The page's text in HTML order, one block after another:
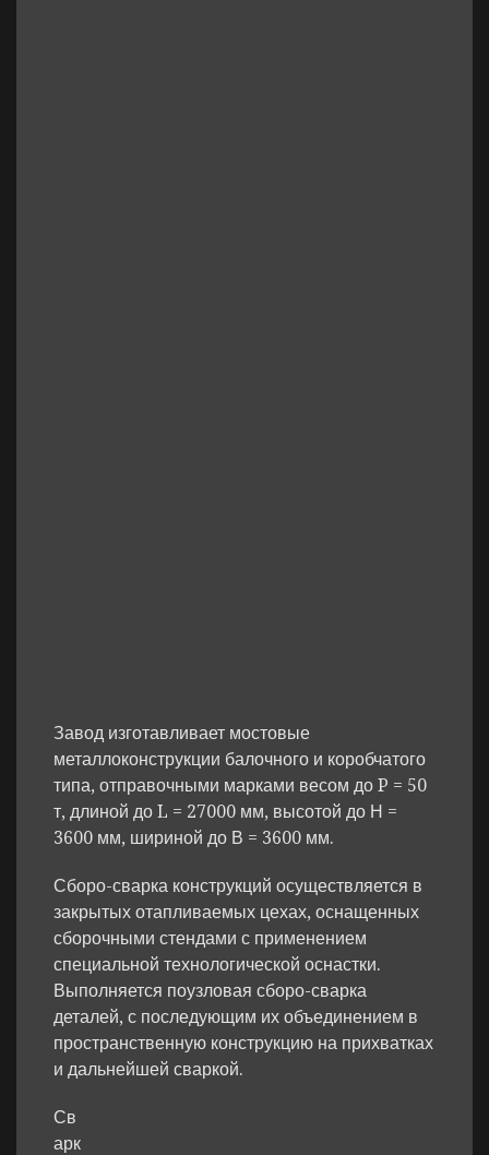
Завод изготавливает мостовые
металлоконструкции балочного и коробчатого
типа, отправочными марками весом до P = 50
т, длиной до L = 27000 мм, высотой до Н =
3600 мм, шириной до В = 3600 мм.
Сборо-сварка конструкций осуществляется в
закрытых отапливаемых цехах, оснащенных
сборочными стендами с применением
специальной технологической оснастки.
Выполняется поузловая сборо-сварка
деталей, с последующим их объединением в
пространственную конструкцию на прихватках
и дальнейшей сваркой.
Св
арк